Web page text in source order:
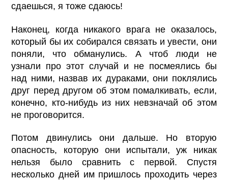
сдаешься, я тоже сдаюсь!
Наконец, когда никакого врага не оказалось,
который бы их собирался связать и увести, они
поняли, что обманулись. А чтоб люди не
узнали про этот случай и не посмеялись бы
над ними, назвав их дураками, они поклялись
друг перед другом об этом помалкивать, если,
конечно, кто-нибудь из них невзначай об этом
не проговорится.
Потом двинулись они дальше. Но вторую
опасность, которую они испытали, уж никак
нельзя было сравнить с первой. Спустя
несколько дней им пришлось проходить через